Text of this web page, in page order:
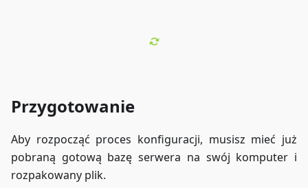
Przygotowanie
Aby rozpocząć proces konfiguracji, musisz mieć już
pobraną gotową bazę serwera na swój komputer i
rozpakowany plik.